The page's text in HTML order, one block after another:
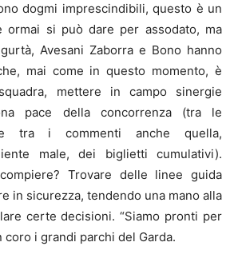
dogmi imprescindibili, questo è un
ormai si può dare per assodato, ma
Avesani Zaborra e Bono hanno
mai come in questo momento, è
mettere in campo sinergie
pace della concorrenza (tra le
tra i commenti anche quella,
male, dei biglietti cumulativi).
Trovare delle linee guida
in sicurezza, tendendo una mano alla
certe decisioni. “Siamo pronti per
i grandi parchi del Garda.